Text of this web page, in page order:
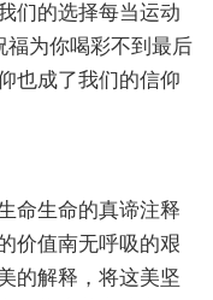
们的选择每当运动
福为你喝彩不到最后
也成了我们的信仰
命生命的真谛注释
价值南无呼吸的艰
的解释，将这美坚